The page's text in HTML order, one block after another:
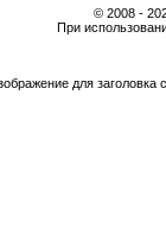
© 2008 -
При
для